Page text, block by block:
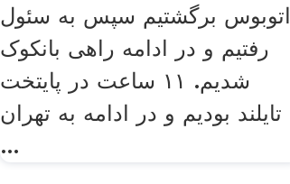
اتوبوس برگشتیم سپس به سئول
رفتیم و در ادامه راهی بانکوک
شدیم. ۱۱ ساعت در پایتخت
تایلند بودیم و در ادامه به تهران
...